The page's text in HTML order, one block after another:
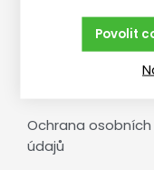
Obchodní
Ochrana osobních
údajů
Povolit